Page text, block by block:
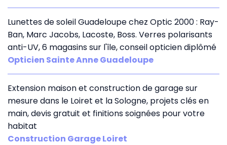
Lunettes de soleil Guadeloupe chez Optic 2000 : Ray-
Ban, Marc Jacobs, Lacoste, Boss. Verres polarisants
anti-UV, 6 magasins sur l'île, conseil opticien diplômé
Opticien Sainte Anne Guadeloupe
Extension maison et construction de garage sur
mesure dans le Loiret et la Sologne, projets clés en
main, devis gratuit et finitions soignées pour votre
habitat
Construction Garage Loiret